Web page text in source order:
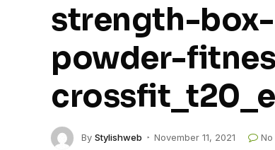
strength-
powder-
By Stylishweb November 11, 2021